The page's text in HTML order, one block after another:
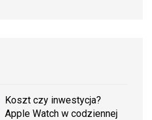
Koszt czy inwestycja?
Apple Watch w codziennej